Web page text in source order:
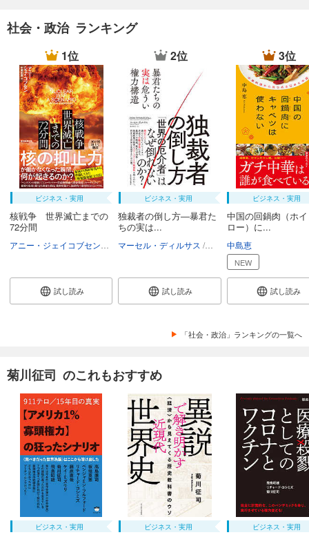
社会・政治 ランキング
1位
ビジネス・実用
核戦争 世界滅亡までの
72分間
中尾由恵
試し読み
2位
ビジネス・実用
独裁者の倒し方―暴君た
ちの実は...
マーセル・ディルサス 柴田裕之
試し読み
3位
ビジネス・実用
中国の回鍋肉（ホ
ロー）に...
中島恵
NEW
試し読み
「社会・政治」ランキングの一覧へ
菊川征司 のこれもおすすめ
ビジネス・実用 ビジネス・実用 ビジネス・実用